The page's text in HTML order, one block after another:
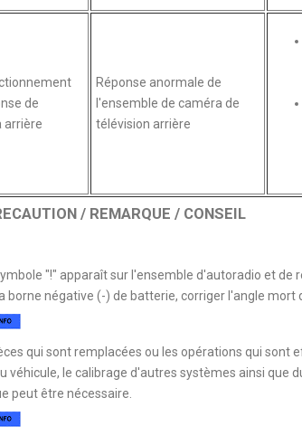
de
arrière
Réponse anormale de
l'ensemble de caméra de
télévision arrière
/ REMARQUE / CONSEIL
"!" apparaît sur l'ensemble d'autoradio et
borne négative (-) de batterie, corriger l'angle mort
qui sont remplacées ou les opérations qui sont
véhicule, le calibrage d'autres systèmes ainsi que
peut être nécessaire.